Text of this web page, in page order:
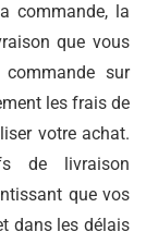
commande, la
que vous
sur
les frais de
votre achat.
de livraison
que vos
dans les délais